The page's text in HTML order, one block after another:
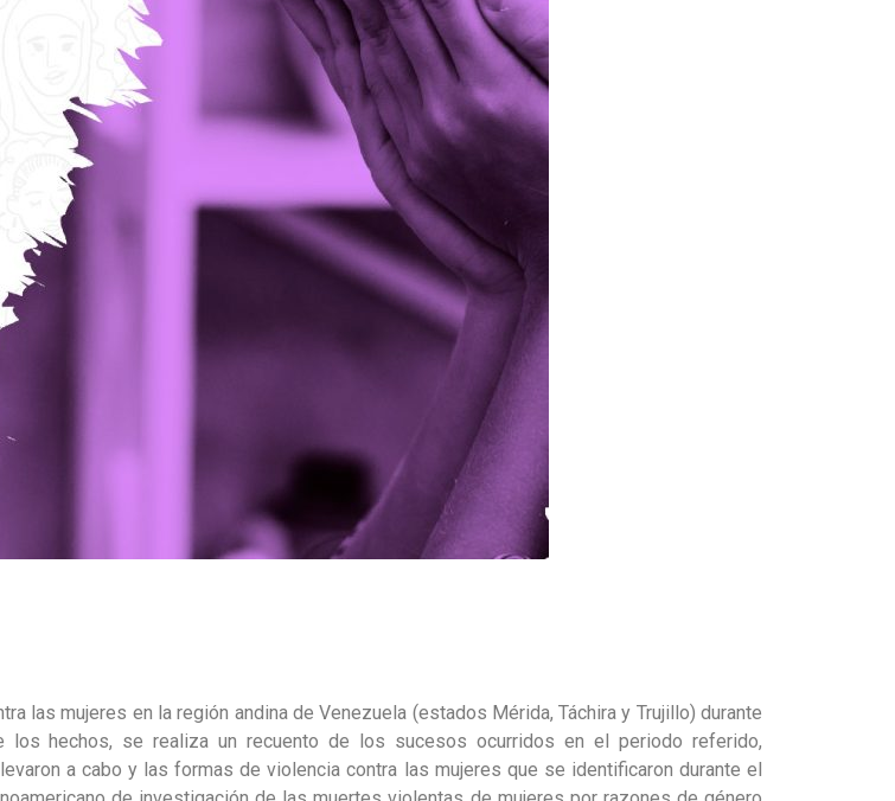
las mujeres en la región andina de Venezuela (estados Mérida, Táchira y Trujillo) durante
hechos, se realiza un recuento de los sucesos ocurridos en el periodo referido,
a cabo y las formas de violencia contra las mujeres que se identificaron durante el